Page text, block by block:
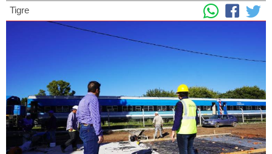
Tigre